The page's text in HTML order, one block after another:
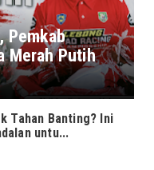
Pemkab
Merah Putih
Tahan Banting? Ini
untu...